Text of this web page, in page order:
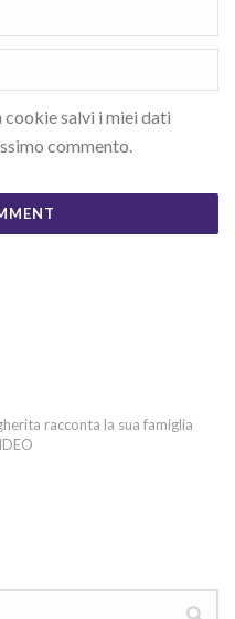
cookie salvi i miei dati
commento.
racconta la sua famiglia